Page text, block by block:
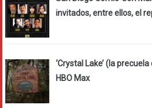
invitados, entre ellos, el
‘Crystal Lake’ (la
HBO Max